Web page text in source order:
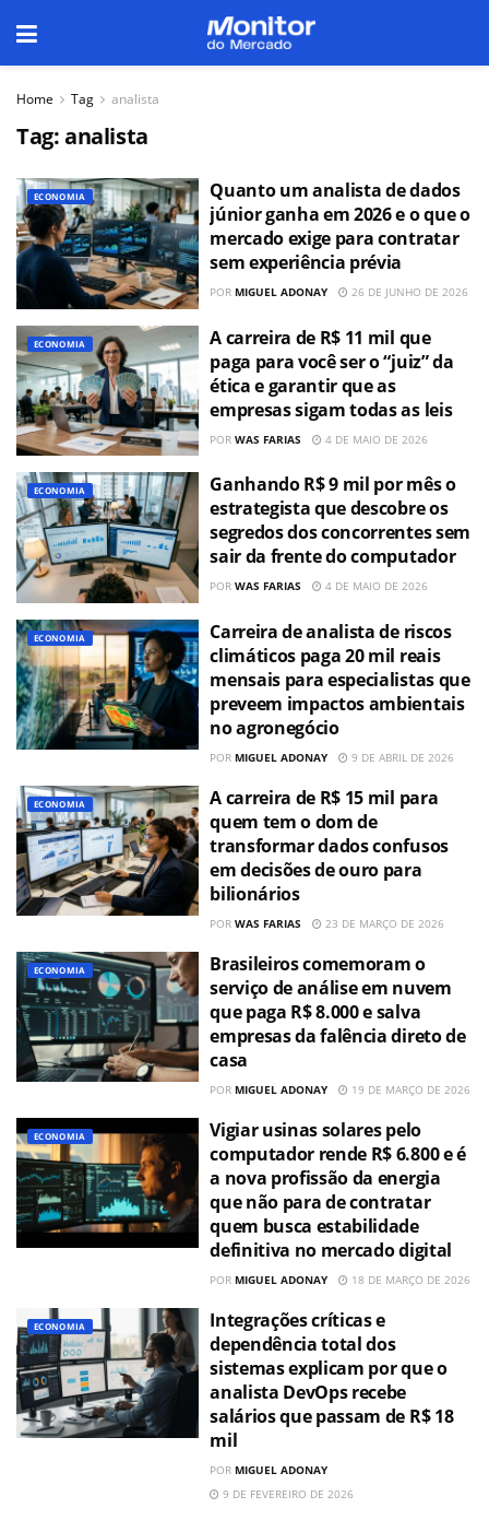
Home Tag analista
Tag:analista
ECONOMIA
Quanto um analista de dados
júnior ganha em 2026 e o que o
mercado exige para contratar
sem experiência prévia
POR MIGUEL ADONAY 26 DE JUNHO DE 2026
ECONOMIA
A carreira de R$ 11 mil que
paga para você ser o “juiz” da
ética e garantir que as
empresas sigam todas as leis
POR WAS FARIAS 4 DE MAIO DE 2026
ECONOMIA
Ganhando R$ 9 mil por mês o
estrategista que descobre os
segredos dos concorrentes sem
sair da frente do computador
POR WAS FARIAS 4 DE MAIO DE 2026
ECONOMIA
Carreira de analista de riscos
climáticos paga 20 mil reais
mensais para especialistas que
preveem impactos ambientais
no agronegócio
POR MIGUEL ADONAY 9 DE ABRIL DE 2026
ECONOMIA
A carreira de R$ 15 mil para
quem tem o dom de
transformar dados confusos
em decisões de ouro para
bilionários
POR WAS FARIAS 23 DE MARÇO DE 2026
ECONOMIA
Brasileiros comemoram o
serviço de análise em nuvem
que paga R$ 8.000 e salva
empresas da falência direto de
casa
POR MIGUEL ADONAY 19 DE MARÇO DE 2026
ECONOMIA
Vigiar usinas solares pelo
computador rende R$ 6.800 e é
a nova profissão da energia
que não para de contratar
quem busca estabilidade
definitiva no mercado digital
POR MIGUEL ADONAY 18 DE MARÇO DE 2026
ECONOMIA
Integrações críticas e
dependência total dos
sistemas explicam por que o
analista DevOps recebe
salários que passam de R$ 18
mil
POR MIGUEL ADONAY
9 DE FEVEREIRO DE 2026